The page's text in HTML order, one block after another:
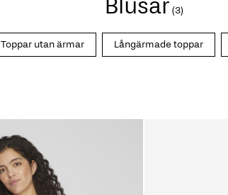
Blusar (3)
Toppar utan ärmar Långärmade toppar